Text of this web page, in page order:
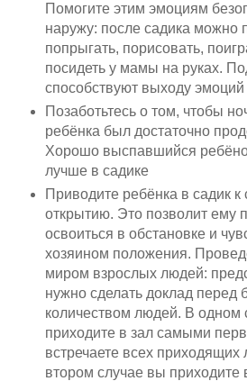
Помогите этим эмоциям
наружу: после садика можно
попрыгать, порисовать,
посидеть у мамы на руках.
способствуют выходу эмоций
Позаботьтесь о том, чтобы
ребёнка был достаточно
Хорошо выспавшийся
лучше в садике
Приводите ребёнка в садик к
открытию. Это позволит ему
освоиться в обстановке и
хозяином положения.
миром взрослых людей:
нужно сделать доклад перед
количеством людей. В одном
приходите в зал самыми
встречаете всех приходящих
втором случае вы приходите